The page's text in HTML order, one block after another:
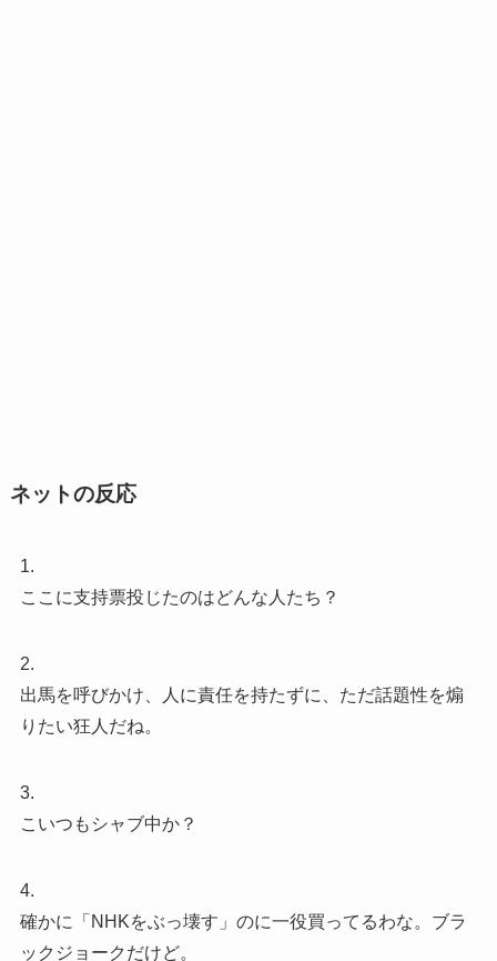
ネットの反応
1.
ここに支持票投じたのはどんな人たち？
2.
出馬を呼びかけ、人に責任を持たずに、ただ話題性を煽
りたい狂人だね。
3.
こいつもシャブ中か？
4.
確かに「NHKをぶっ壊す」のに一役買ってるわな。ブラ
ックジョークだけど。